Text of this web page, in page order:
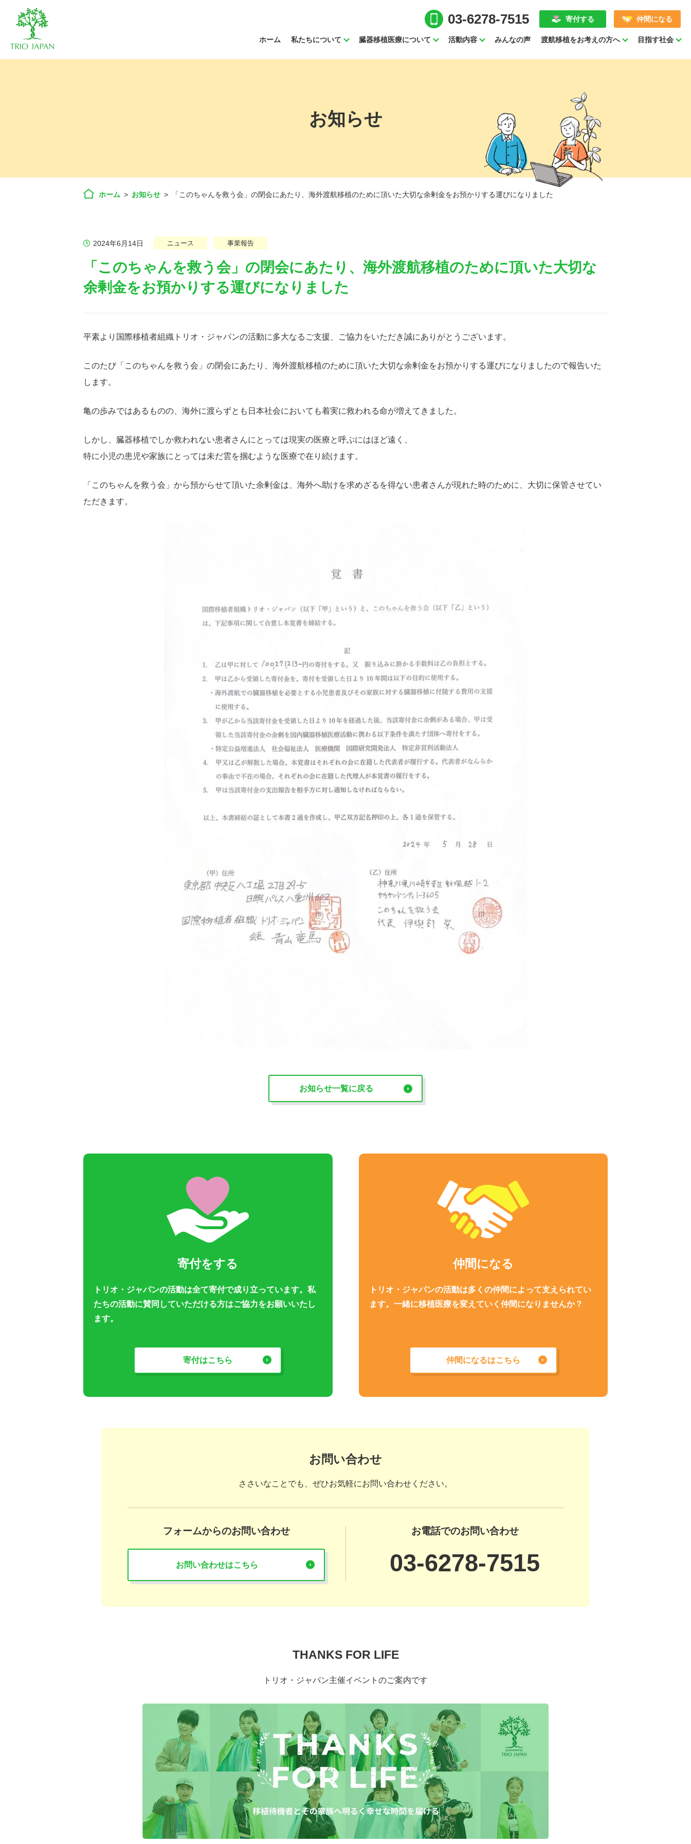
03-6278-7515 寄付する 仲間になる
ホーム 私たちについて 臓器移植医療について 活動内容 みんなの声 渡航移植をお考えの方へ 目指す社会
お知らせ
ホーム > お知らせ > 「このちゃんを救う会」の閉会にあたり、海外渡航移植のために頂いた大切な余剰金をお預かりする運びになりました
2024年6月14日 ニュース 事業報告
「このちゃんを救う会」の閉会にあたり、海外渡航移植のために頂いた大切な
余剰金をお預かりする運びになりました
平素より国際移植者組織トリオ・ジャパンの活動に多大なるご支援、ご協力をいただき誠にありがとうございます。
このたび「このちゃんを救う会」の閉会にあたり、海外渡航移植のために頂いた大切な余剰金をお預かりする運びになりましたので報告いた
します。
亀の歩みではあるものの、海外に渡らずとも日本社会においても着実に救われる命が増えてきました。
しかし、臓器移植でしか救われない患者さんにとっては現実の医療と呼ぶにはほど遠く、
特に小児の患児や家族にとっては未だ雲を掴むような医療で在り続けます。
「このちゃんを救う会」から預からせて頂いた余剰金は、海外へ助けを求めざるを得ない患者さんが現れた時のために、大切に保管させてい
ただきます。
お知らせ一覧に戻る
寄付をする
トリオ・ジャパンの活動は全て寄付で成り立っています。私
たちの活動に賛同していただける方はご協力をお願いいたし
ます。
寄付はこちら
仲間になる
トリオ・ジャパンの活動は多くの仲間によって支えられてい
ます。一緒に移植医療を変えていく仲間になりませんか？
仲間になるはこちら
お問い合わせ
ささいなことでも、 ぜひお気軽にお問い合わせください。
フォームからのお問い合わせ
お問い合わせはこちら
お電話でのお問い合わせ
03-6278-7515
THANKS FOR LIFE
トリオ・ジャパン主催イベントのご案内です